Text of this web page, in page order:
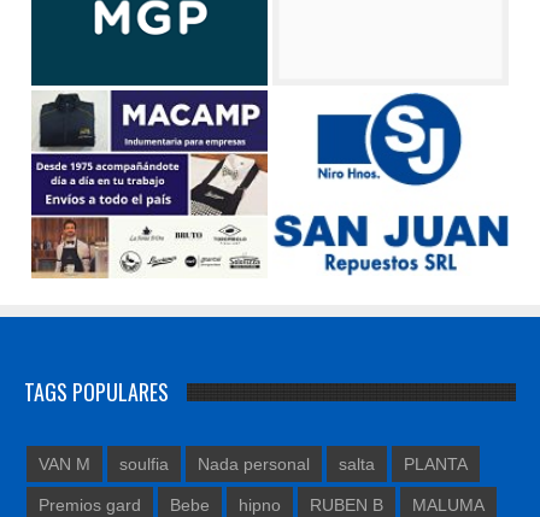
TAGS POPULARES
VAN M soulfia Nada personal salta PLANTA
Premios gard Bebe hipno RUBEN B MALUMA